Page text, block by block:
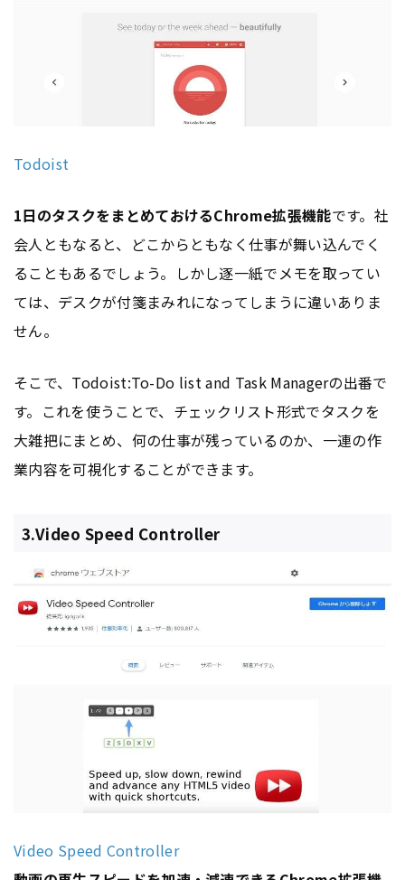
Todoist
1日のタスクをまとめておけるChrome拡張機能です。社
会人ともなると、どこからともなく仕事が舞い込んでく
ることもあるでしょう。しかし逐一紙でメモを取ってい
ては、デスクが付箋まみれになってしまうに違いありま
せん。
そこで、Todoist:To-Do list and Task Managerの出番で
す。これを使うことで、チェックリスト形式でタスクを
大雑把にまとめ、何の仕事が残っているのか、一連の作
業内容を可視化することができます。
3.Video Speed Controller
Video Speed Controller